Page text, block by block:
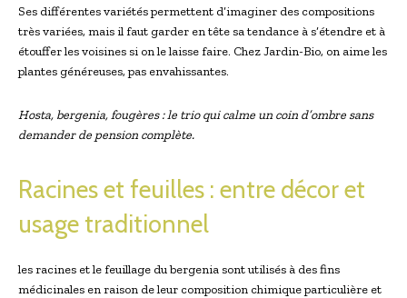
Ses différentes variétés permettent d’imaginer des compositions
très variées, mais il faut garder en tête sa tendance à ‍s’étendre et ​à
étouffer les voisines si ⁣on le⁣ laisse faire. Chez Jardin-Bio, on aime les
plantes généreuses, pas envahissantes.
Hosta, bergenia, fougères‍ : le trio qui calme un coin d’ombre sans ​
demander de​ pension complète.
Racines et feuilles : entre décor et
usage traditionnel
les racines et le⁢ feuillage du bergenia sont utilisés à ‍des fins
médicinales en raison de leur composition chimique particulière et